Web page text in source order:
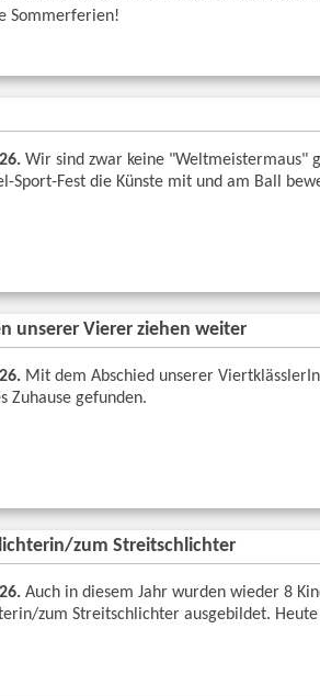
Sommerferien!
Wir sind zwar keine "Weltmeistermaus"
Sport-Fest die Künste mit und am Ball
unserer Vierer ziehen weiter
Mit dem Abschied unserer
Zuhause gefunden.
zum Streitschlichter
Auch in diesem Jahr wurden wieder 8
zum Streitschlichter ausgebildet.